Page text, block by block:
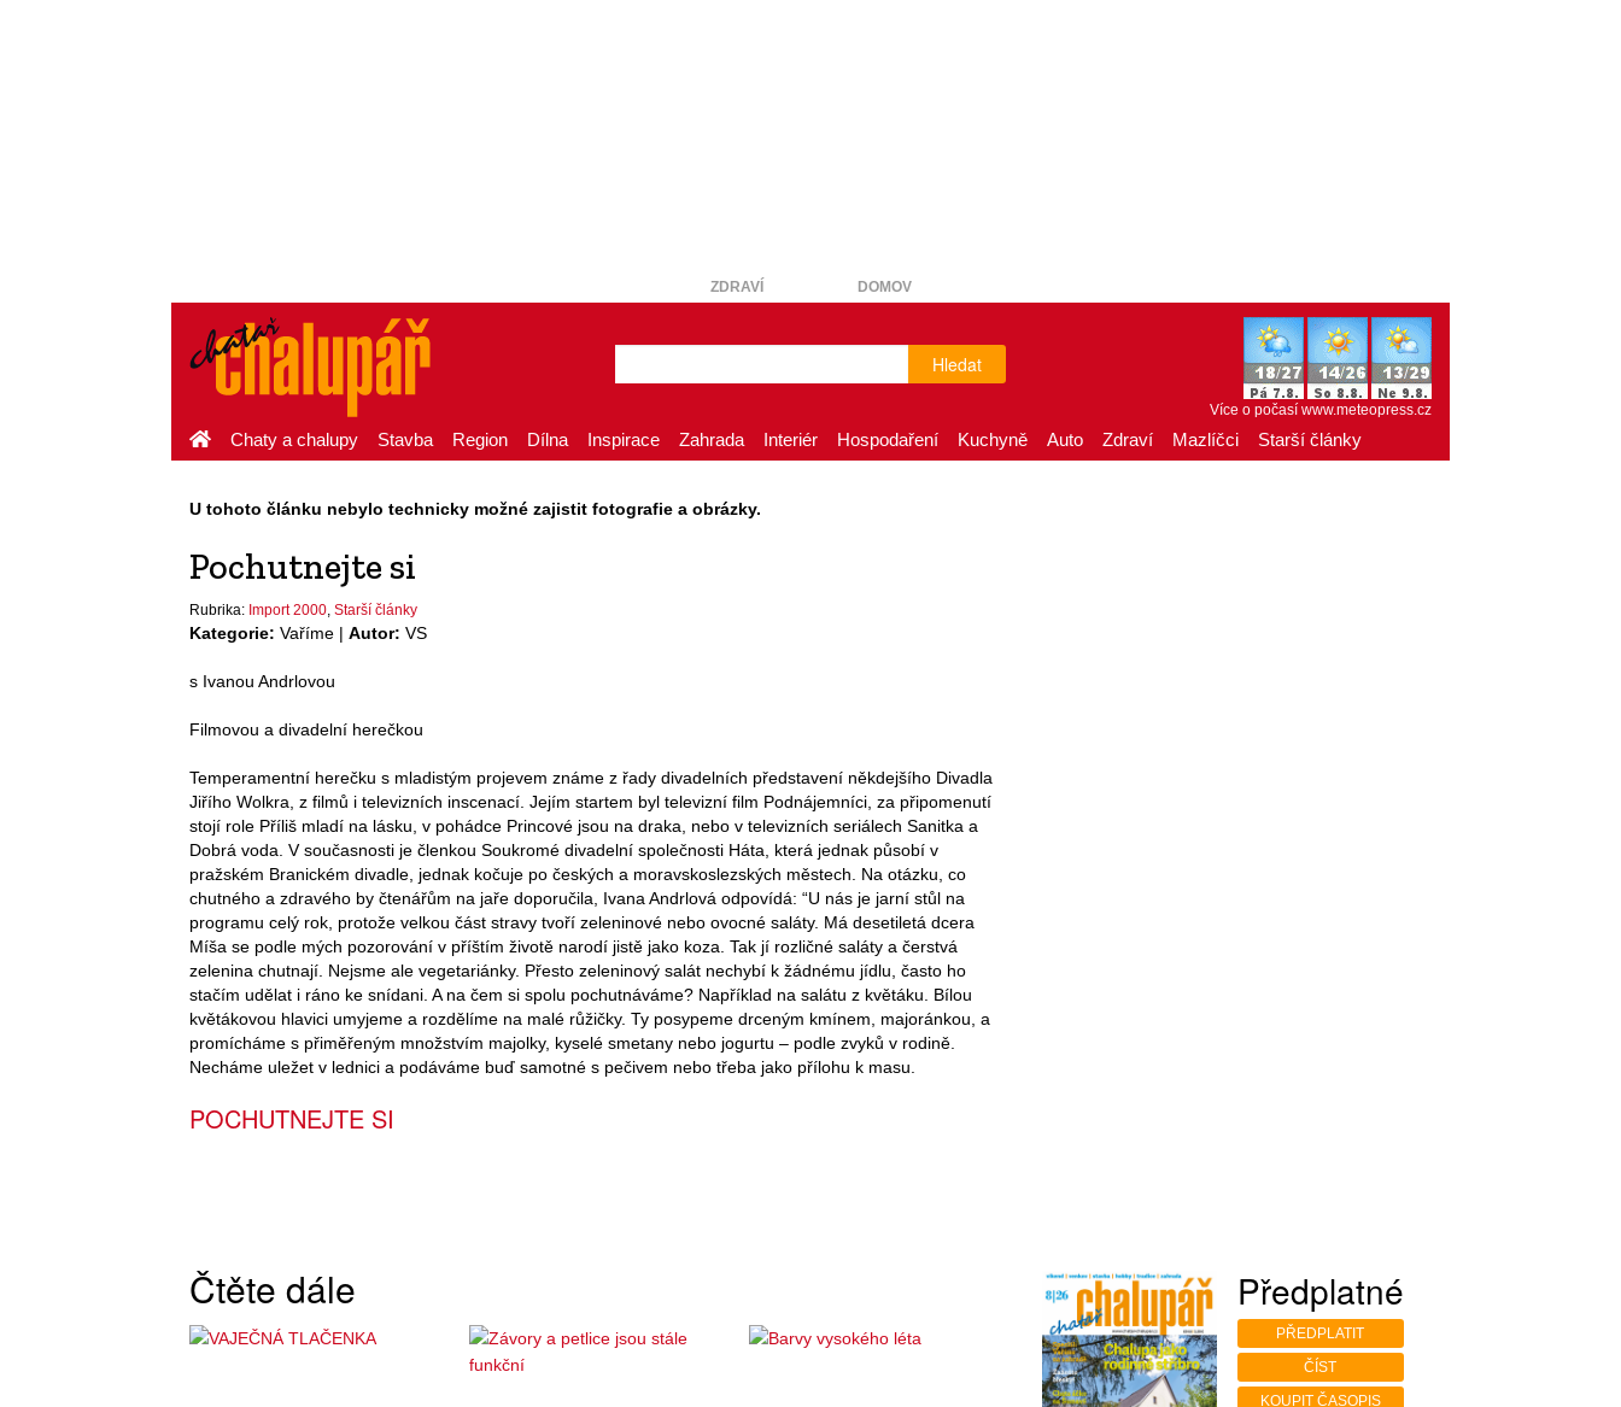
ZDRAVÍ DOMOV
Hledat
Více o počasí www.meteopress.cz
Chaty a chalupy Stavba Region Dílna Inspirace Zahrada Interiér Hospodaření Kuchyně Auto Zdraví Mazlíčci Starší články
U tohoto článku nebylo technicky možné zajistit fotografie a obrázky.
Pochutnejte si
Rubrika: Import 2000 Starší články
Kategorie: Vaříme | Autor: VS
s Ivanou Andrlovou
Filmovou a divadelní herečkou
Temperamentní herečku s mladistým projevem známe z řady divadelních představení někdejšího Divadla
Jiřího Wolkra, z filmů i televizních inscenací. Jejím startem byl televizní film Podnájemníci, za připomenutí
stojí role Příliš mladí na lásku, v pohádce Princové jsou na draka, nebo v televizních seriálech Sanitka a
Dobrá voda. V současnosti je členkou Soukromé divadelní společnosti Háta, která jednak působí v
pražském Branickém divadle, jednak kočuje po českých a moravskoslezských městech. Na otázku, co
chutného a zdravého by čtenářům na jaře doporučila, Ivana Andrlová odpovídá: “U nás je jarní stůl na
programu celý rok, protože velkou část stravy tvoří zeleninové nebo ovocné saláty. Má desetiletá dcera
Míša se podle mých pozorování v příštím životě narodí jistě jako koza. Tak jí rozličné saláty a čerstvá
zelenina chutnají. Nejsme ale vegetariánky. Přesto zeleninový salát nechybí k žádnému jídlu, často ho
stačím udělat i ráno ke snídani. A na čem si spolu pochutnáváme? Například na salátu z květáku. Bílou
květákovou hlavici umyjeme a rozdělíme na malé růžičky. Ty posypeme drceným kmínem, majoránkou, a
promícháme s přiměřeným množstvím majolky, kyselé smetany nebo jogurtu – podle zvyků v rodině.
Necháme uležet v lednici a podáváme buď samotné s pečivem nebo třeba jako přílohu k masu.
POCHUTNEJTE SI
Čtěte dále Předplatné
PŘEDPLATIT
ČÍST
KOUPIT ČASOPIS